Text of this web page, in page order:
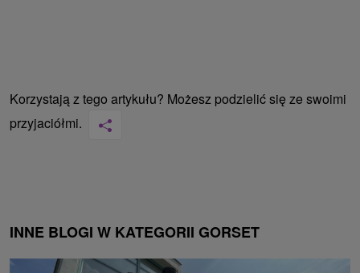
Korzystają z tego artykułu? Możesz podzielić się ze swoimi
przyjaciółmi.
INNE BLOGI W KATEGORII GORSET